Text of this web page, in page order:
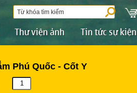
Thư viện ảnh Tin tức sự kiện
Phú Quốc - Cốt Y